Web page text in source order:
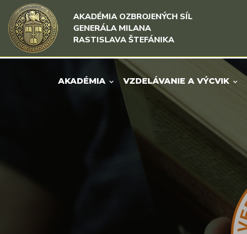
Rovno na obsah
Rovno na menu
AKADÉMIA OZBROJENÝCH SÍL
GENERÁLA MILANA
RASTISLAVA ŠTEFÁNIKA
AKADÉMIA VZDELÁVANIE A VÝCVIK